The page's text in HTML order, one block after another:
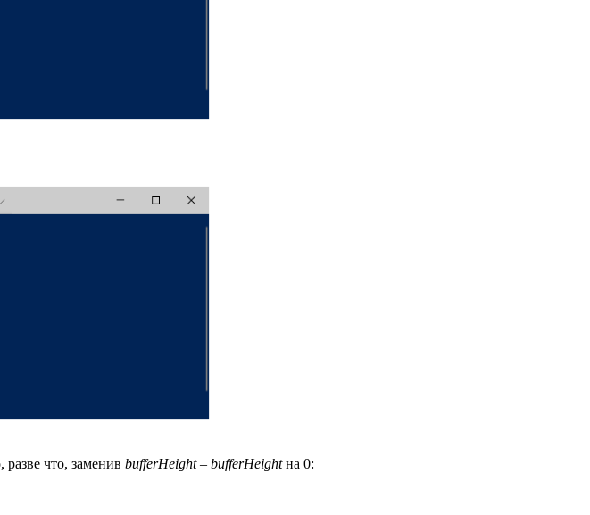
что, заменив bufferHeight– bufferHeightна 0: